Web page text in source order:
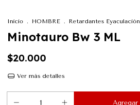
Inicio . HOMBRE . Retardantes Eyaculación
Minotauro Bw 3 ML
$20.000
Ver más detalles